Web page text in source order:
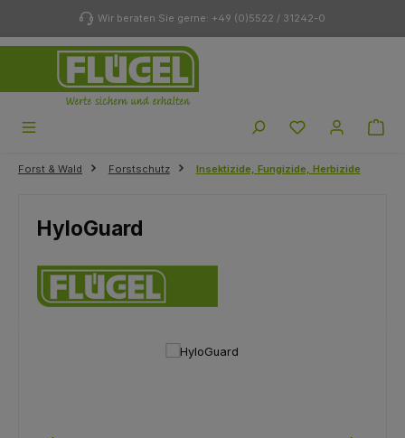
Zum Hauptinhalt springenWir beraten Sie gerne: +49 (0)5522 / 31242-0
Du hast 0
Forst & Wald Forstschutz Insektizide, Fungizide, Herbizide
HyloGuard
Bildergalerie überspringen